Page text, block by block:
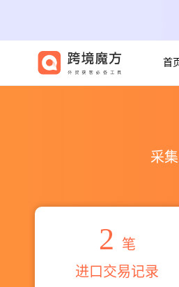
首
采
2
笔
进口交易记录